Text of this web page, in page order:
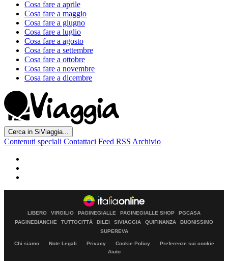
Cosa fare a aprile
Cosa fare a maggio
Cosa fare a giugno
Cosa fare a luglio
Cosa fare a agosto
Cosa fare a settembre
Cosa fare a ottobre
Cosa fare a novembre
Cosa fare a dicembre
Cerca in SiViaggia...
Contenuti speciali Contattaci Feed RSS Archivio
LIBERO VIRGILIO PAGINEGIALLE PAGINEGIALLE SHOP
PGCASA
PAGINEBIANCHE
TUTTOCITTÀ DILEI SIVIAGGIA QUIFINANZA
BUONISSIMO
SUPEREVA
Chi siamo Note Legali Privacy Cookie Policy
Preferenze sui cookie
Aiuto